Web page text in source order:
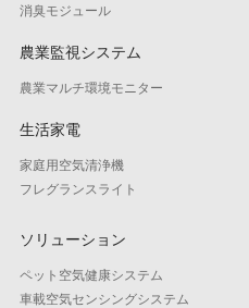
消臭モジュール
農業監視システム
農業マルチ環境モニター
生活家電
家庭用空気清浄機
フレグランスライト
ソリューション
ペット空気健康システム
車載空気センシングシステム